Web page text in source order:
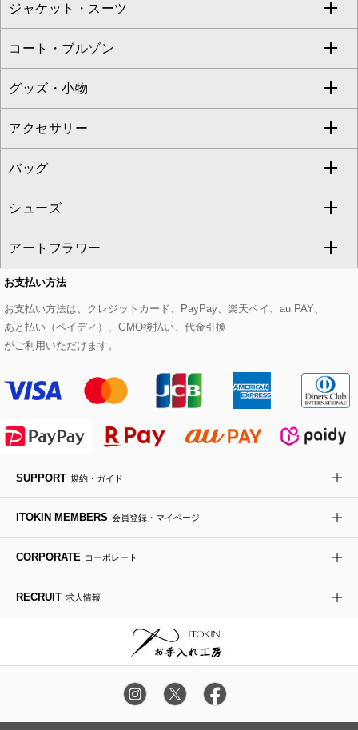
eur3
Maison de CINQ
MK MICHEL KLEIN BAG
HIROKO KOSHINO
ニット・セーター
カーディガン
アンサンブルセット
ベスト・ジレ
パーカー
タンクトップ・キャミソール
スウェット・ジャージー
その他のトップス
ドレス
チュニック
ジャンパースカート
その他のワンピース・ドレス
フルレングスパンツ
クロップド・半端丈パンツ
ガウチョ・ワイドパンツ
ハーフ・ショート丈パンツ
サロペット・オールインワン
その他のパンツ
すべてのスカート
ロング・マキシ丈スカート
ひざ丈スカート
ミモレ丈スカート
ショート・ミニ丈スカート
その他のスカート
ジャケット・スーツ
すべてのジャケット・スーツ
テーラードジャケット
ノーカラージャケット
セットアップ
セットアップジャケット
セットアップパンツ
セットアップスカート
セットアップワンピース
コート・ブルゾン
すべてのコート・ブルゾン
トレンチコート
ピーコート
ダッフルコート
チェスターコート
モッズコート
ステンカラーコート
ライダースジャケット
デニムジャケット
ダウンジャケット・コート
グッズ・小物
すべてのグッズ・小物
マスク
ストール・マフラー・スヌード
ベルト・サスペンダー
帽子
ヘアアクセサリー
ハンカチ・バンダナ
手袋
チャーム・ストラップ
アクセサリー
すべてのアクセサリー
ネックレス
ピアス・イヤリング
ブレスレット・バングル
ブローチ・コサージュ
バッグ
すべてのバッグ
トートバッグ
ショルダーバッグ
ボストンバッグ
バックパック・リュック
ボディバッグ・メッセンジャーバッグ
トラベルバッグ
シューズ
すべてのシューズ
パンプス
スニーカー
フラットシューズ
ローファー
ドレスシューズ
アートフラワー
すべてのアートフラワー
ローズ
カサブランカ・カラー
ラナンキュラス
ポプリアレンジ＆フレグランス
お支払い方法
お支払い方法は、クレジットカード、PayPay、楽天ペイ、au PAY、
あと払い（ペイディ）、GMO後払い、代金引換
がご利用いただけます。
SUPPORT 規約・ガイド
ITOKIN MEMBERS 会員登録・マイページ
CORPORATE コーポレート
RECRUIT 求人情報